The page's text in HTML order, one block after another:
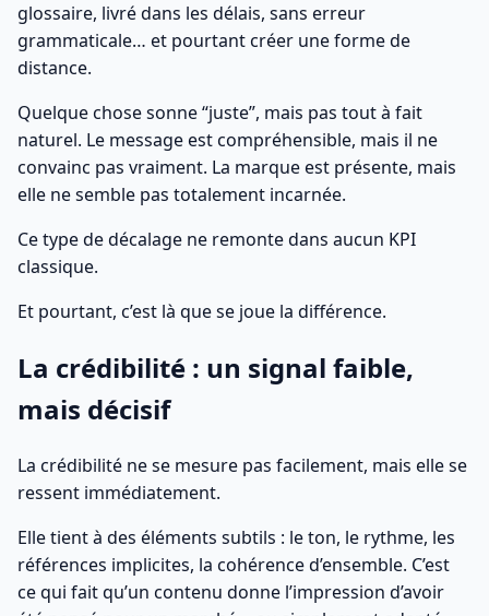
glossaire, livré dans les délais, sans erreur
grammaticale… et pourtant créer une forme de
distance.
Quelque chose sonne “juste”, mais pas tout à fait
naturel. Le message est compréhensible, mais il ne
convainc pas vraiment. La marque est présente, mais
elle ne semble pas totalement incarnée.
Ce type de décalage ne remonte dans aucun KPI
classique.
Et pourtant, c’est là que se joue la différence.
La crédibilité : un signal faible,
mais décisif
La crédibilité ne se mesure pas facilement, mais elle se
ressent immédiatement.
Elle tient à des éléments subtils : le ton, le rythme, les
références implicites, la cohérence d’ensemble. C’est
ce qui fait qu’un contenu donne l’impression d’avoir